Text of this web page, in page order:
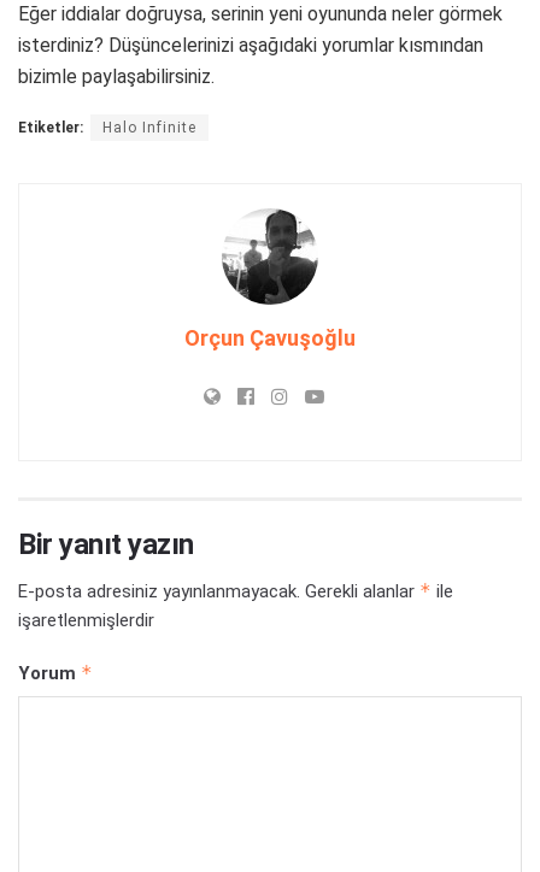
Eğer iddialar doğruysa, serinin yeni oyununda neler görmek
isterdiniz? Düşüncelerinizi aşağıdaki yorumlar kısmından
bizimle paylaşabilirsiniz.
Etiketler: Halo Infinite
Orçun Çavuşoğlu
Bir yanıt yazın
E-posta adresiniz yayınlanmayacak. Gerekli alanlar * ile
işaretlenmişlerdir
Yorum *